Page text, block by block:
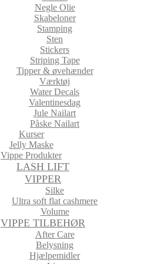
Negle Olie
Skabeloner
Stamping
Sten
Stickers
Striping Tape
Tipper & øvehænder
Værktøj
Water Decals
Valentinesdag
Jule Nailart
Påske Nailart
Kurser
Jelly Maske
Vippe Produkter
LASH LIFT
VIPPER
Silke
Ultra soft flat cashmere
Volume
VIPPE TILBEHØR
After Care
Belysning
Hjælpemidler